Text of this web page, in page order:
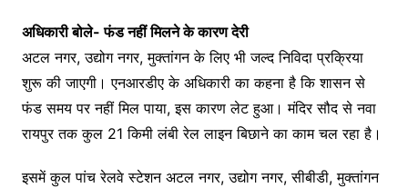
अधिकारी बोले- फंड नहीं मिलने के कारण देरी
अटल नगर, उद्योग नगर, मुक्तांगन के लिए भी जल्द निविदा प्रक्रिया
शुरू की जाएगी। एनआरडीए के अधिकारी का कहना है कि शासन से
फंड समय पर नहीं मिल पाया, इस कारण लेट हुआ। मंदिर सौद से नवा
रायपुर तक कुल 21 किमी लंबी रेल लाइन बिछाने का काम चल रहा है।
इसमें कुल पांच रेलवे स्टेशन अटल नगर, उद्योग नगर, सीबीडी, मुक्तांगन